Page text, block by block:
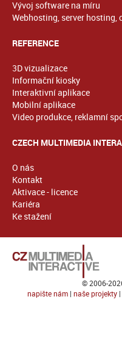
Vývoj software na míru
Webhosting, server hosting,
REFERENCE
3D vizualizace
Informační kiosky
Interaktivní aplikace
Mobilní aplikace
Video produkce, reklamní
CZECH MULTIMEDIA
O nás
Kontakt
Aktivace - licence
Kariéra
Ke stažení
© 2006-
napište nám | naše projekty |